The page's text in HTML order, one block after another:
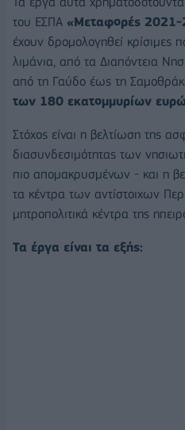
του ΕΣΠΑ «Μεταφορές
έχουν δρομολογηθεί
λιμάνια, από τα Διαπόντεια
από τη Γαύδο έως τη
των 180 εκατομμυρίων
Στόχος είναι η βελτίωση της
διασυνδεσιμότητας των
πιο απομακρυσμένων - και η
τα κέντρα των αντίστοιχων
μητροπολιτικά κέντρα της
Τα έργα είναι τα εξής: